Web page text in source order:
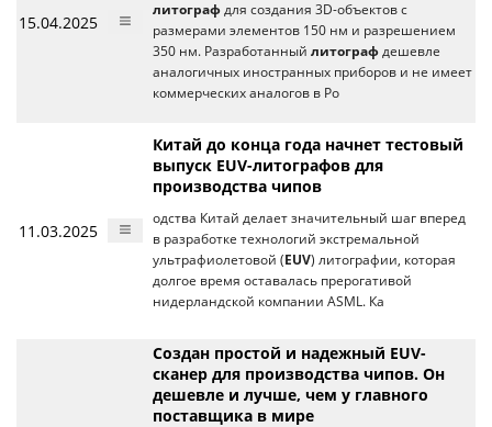
15.04.2025
литограф для создания 3D-объектов с
размерами элементов 150 нм и разрешением
350 нм. Разработанный литограф дешевле
аналогичных иностранных приборов и не имеет
коммерческих аналогов в Ро
11.03.2025
Китай до конца года начнет тестовый
выпуск EUV-литографов для
производства чипов
одства Китай делает значительный шаг вперед
в разработке технологий экстремальной
ультрафиолетовой (EUV) литографии, которая
долгое время оставалась прерогативой
нидерландской компании ASML. Ка
Создан простой и надежный EUV-
сканер для производства чипов. Он
дешевле и лучше, чем у главного
поставщика в мире